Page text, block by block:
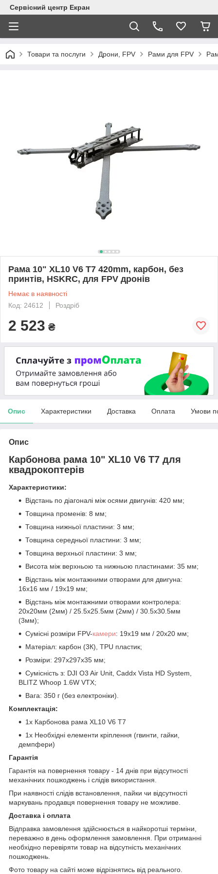
Сервісний центр Екран
Товари та послуги Дрони, FPV Рами для FPV
Рама 10" XL10 V6 T7 420mm, карбон, без
принтів, HSKRC, для FPV дронів
Немає в наявності
Код: 24612
Роздріб
2 523 ₴
Опис Характеристики Доставка Оплата Умови
Опис
Карбонова рама 10" XL10 V6 T7 для
квадрокоптерів
Характеристики:
Відстань по діагоналі між осями двигунів: 420 мм;
Товщина променів: 8 мм;
Товщина нижньої пластини: 3 мм;
Товщина середньої пластини: 3 мм;
Товщина верхньої пластини: 3 мм;
Висота між верхньою та нижньою пластинами: 35 мм;
Відстань між монтажними отворами для двигуна:
16x16 мм / 19х19 мм;
Відстань між монтажними отворами контролера:
20х20мм (2мм) / 25.5х25.5мм (2мм) / 30.5х30.5мм
(3мм);
Сумісні розміри FPV-камери: 19х19 мм / 20x20 мм;
Матеріал: карбон (3К), TPU пластик;
Розміри: 297х297х35 мм;
Сумісність з: DJI O3 Air Unit, Caddx Vista HD System,
BLITZ Whoop 1.6W VTX;
Вага: 350 г (без електроніки).
Комплектація:
1х Карбонова рама XL10 V6 T7
1х Необхідні елементи кріплення (гвинти, гайки,
демпфери)
Гарантія
Гарантія на повернення товару - 14 днів при відсутності
механічних пошкоджень і слідів використання.
При наявності слідів встановлення, пайки чи відсутності
маркувань продавця повернення товару не можливе.
Доставка і оплата
Відправка замовлення здійснюється в найкоротші терміни,
переважно в день оформлення замовлення. При отриманні
необхідно перевіряти товар на відсутність механічних
пошкоджень.
Фото товару на сайті може відрізнятись від реального.